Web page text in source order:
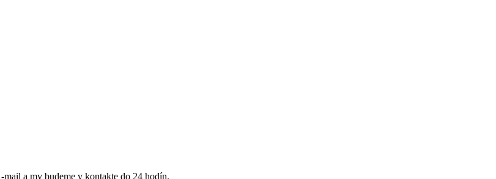
a my budeme v kontakte do 24 hodín.